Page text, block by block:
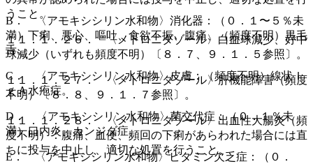
B． 〈アモキシシリン水和物〉消化器：（０．１〜５％未
満）下痢、悪心、嘔吐、食欲不振、腹痛、（頻度不明）黒毛
舌。
C． 〈アモキシシリン水和物〉皮膚：（頻度不明）線状Ｉ
ｇＡ水疱症。
D． 〈アモキシシリン水和物〉菌交代症：（０．１％未
満）口内炎、カンジダ症。
E． 〈アモキシシリン水和物〉ビタミン欠乏症：（０．
うこと。
１１．１．２６． 〈メトロニダゾール〉白血球減少、好中
球減少（いずれも頻度不明）〔８．７、９．１．５参照〕。
１１．１．２７． 〈メトロニダゾール〉肝機能障害（頻度
不明）〔８．８、９．１．７参照〕。
１１．１．２８． 〈メトロニダゾール〉出血性大腸炎（頻
度不明）：腹痛、血便、頻回の下痢があらわれた場合には直
ちに投与を中止し、適切な処置を行うこと。